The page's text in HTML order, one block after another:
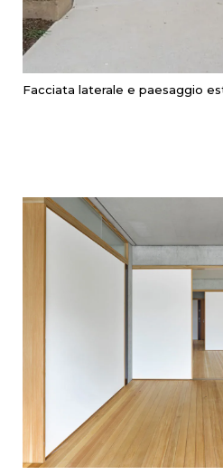
Facciata laterale e paesaggio